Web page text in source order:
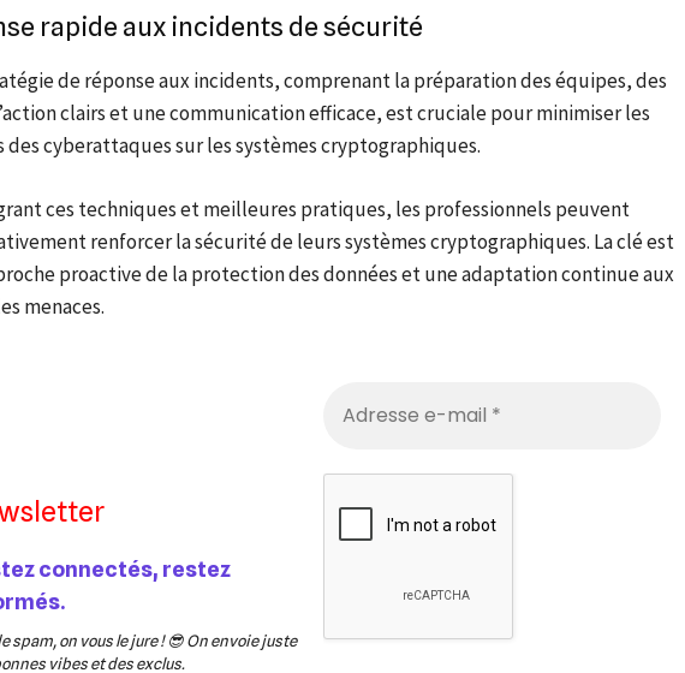
rapide aux incidents de sécurité
de réponse aux incidents, comprenant la préparation des équipes, des
clairs et une communication efficace, est cruciale pour minimiser les
des cyberattaques sur les systèmes cryptographiques.
ces techniques et meilleures pratiques, les professionnels peuvent
renforcer la sécurité de leurs systèmes cryptographiques. La clé est
proactive de la protection des données et une adaptation continue aux
menaces.
connectés, restez
spam, on vous le jure ! 😎 On envoie juste
vibes et des exclus.